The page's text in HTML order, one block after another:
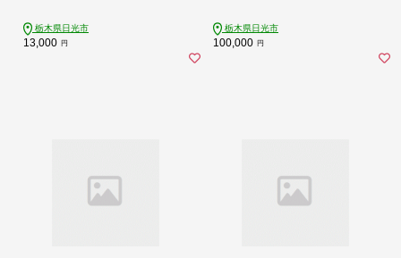
栃木県日光市
13,000 円
おすすめ 夏休み 紅葉 [0013]
栃木県日光市
100,000 円